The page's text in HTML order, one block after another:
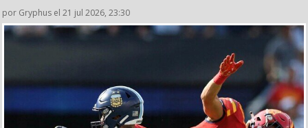
por Gryphus el 21 jul 2026, 23:30